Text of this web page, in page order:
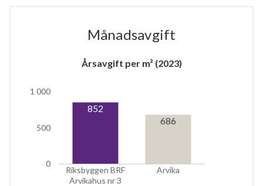
15
Månadsavgift
Årsavgift per m² (2023)
Riksbyggen BRF
Arvikahus nr 3
Arvika
0
500
1 000
852
686